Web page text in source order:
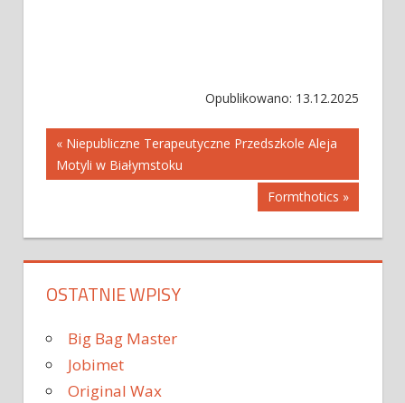
Opublikowano: 13.12.2025
Nawigacja
wpisu
« Niepubliczne Terapeutyczne Przedszkole Aleja
Motyli w Białymstoku
Formthotics »
OSTATNIE WPISY
Big Bag Master
Jobimet
Original Wax